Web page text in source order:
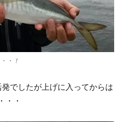
・！
でしたが上げに入ってからは
・・